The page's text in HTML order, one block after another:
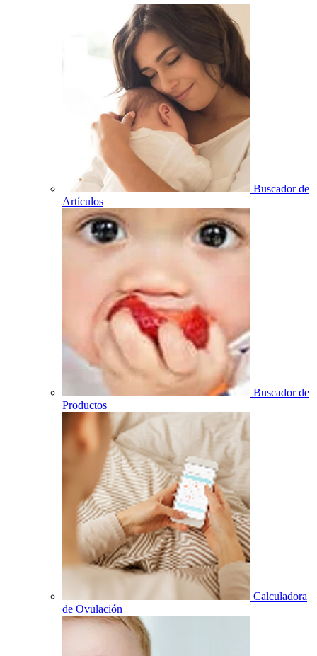
Buscador de
Artículos
Buscador de
Productos
Calculadora
de Ovulación